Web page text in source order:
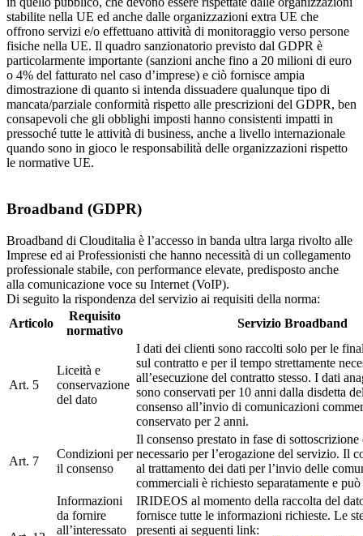
stabilite nella UE ed anche dalle organizzazioni extra UE che
offrono servizi e/o effettuano attività di monitoraggio verso persone
fisiche nella UE. Il quadro sanzionatorio previsto dal GDPR è
particolarmente importante (sanzioni anche fino a 20 milioni di euro
o 4% del fatturato nel caso d’imprese) e ciò fornisce ampia
dimostrazione di quanto si intenda dissuadere qualunque tipo di
mancata/parziale conformità rispetto alle prescrizioni del GDPR, ben
consapevoli che gli obblighi imposti hanno consistenti impatti in
pressoché tutte le attività di business, anche a livello internazionale
quando sono in gioco le responsabilità delle organizzazioni rispetto
le normative UE.
Broadband (GDPR)
Broadband di Clouditalia è l’accesso in banda ultra larga rivolto alle
Imprese ed ai Professionisti che hanno necessità di un collegamento
professionale stabile, con performance elevate, predisposto anche
alla comunicazione voce su Internet (VoIP).
Di seguito la rispondenza del servizio ai requisiti della norma:
Articolo
Requisito
normativo
Servizio Broadband
Art. 5
Liceità e
conservazione
del dato
I dati dei clienti sono raccolti solo per le
sul contratto e per il tempo strettamente
all’esecuzione del contratto stesso. I dati
sono conservati per 10 anni dalla disdetta
consenso all’invio di comunicazioni
conservato per 2 anni.
Art. 7
Condizioni per
il consenso
Il consenso prestato in fase di sottoscrizione
necessario per l’erogazione del servizio. Il
al trattamento dei dati per l’invio delle
commerciali è richiesto separatamente e
Informazioni
da fornire
all’interessato
IRIDEOS al momento della raccolta del
fornisce tutte le informazioni richieste. Le
presenti ai seguenti link: